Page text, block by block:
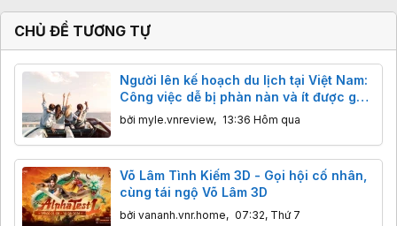
CHỦ ĐỀ TƯƠNG TỰ
Người lên kế hoạch du lịch tại Việt Nam:
Công việc dễ bị phàn nàn và ít được ghi
nhận công sức nhất
bởi myle.vnreview, 13:36 Hôm qua
Võ Lâm Tình Kiếm 3D - Gọi hội cố nhân,
cùng tái ngộ Võ Lâm 3D
bởi vananh.vnr.home, 07:32, Thứ 7